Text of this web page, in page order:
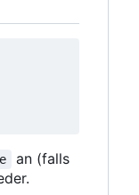
an (falls